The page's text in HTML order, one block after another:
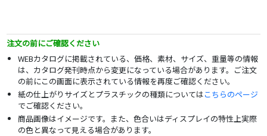
注文の前にご確認ください
WEBカタログに掲載されている、価格、素材、サイズ、重量等の情報
は、カタログ発刊時点から変更になっている場合があります。ご注文
の前にこの画面に表示されている情報を再度ご確認ください。
紙の仕上がりサイズとプラスチックの種類についてはこちらのページ
でご確認ください。
商品画像はイメージです。また、色合いはディスプレイの特性上実際
の色と異なって見える場合があります。